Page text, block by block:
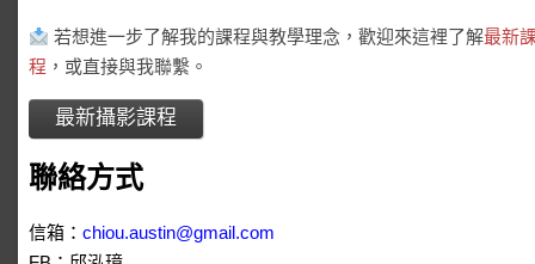
若想進一步了解我的課程與教學理念，歡迎來這裡了解最新
程 ，或直接與我聯繫。
最新攝影課程
聯絡方式
信箱：chiou.austin@gmail.com